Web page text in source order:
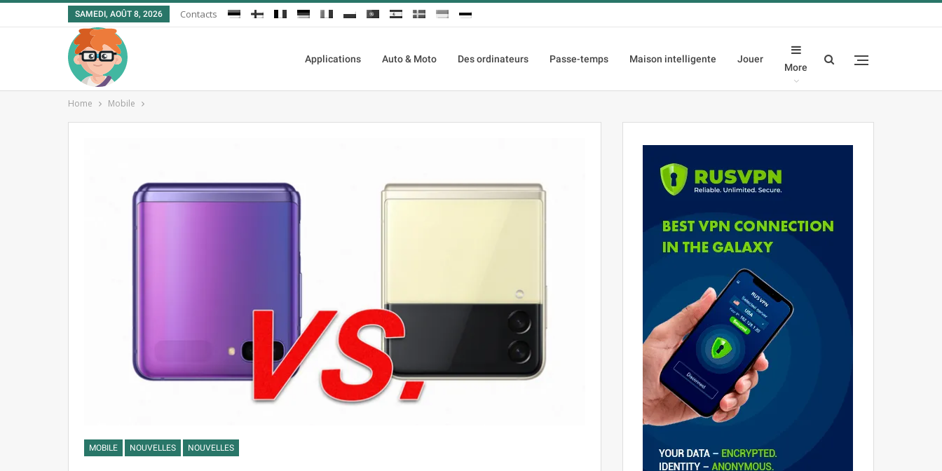
SAMEDI, AOÛT 8, 2026 Contacts
Applications Auto & Moto Des ordinateurs Passe-temps Maison intelligente Jouer
More
Home Mobile
MOBILE NOUVELLES NOUVELLES